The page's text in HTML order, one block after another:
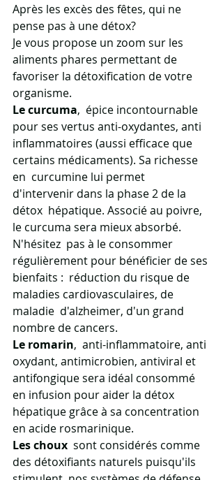
Après les excès des fêtes, qui ne
pense pas à une détox?
Je vous propose un zoom sur les
aliments phares permettant de
favoriser la détoxification de votre
organisme.
Le curcuma,  épice incontournable
pour ses vertus anti-oxydantes, anti
inflammatoires (aussi efficace que
certains médicaments). Sa richesse
en  curcumine lui permet
d'intervenir dans la phase 2 de la
détox  hépatique. Associé au poivre,
le curcuma sera mieux absorbé.
N'hésitez  pas à le consommer
régulièrement pour bénéficier de ses
bienfaits :  réduction du risque de
maladies cardiovasculaires, de
maladie  d'alzheimer, d'un grand
nombre de cancers.
Le romarin,  anti-inflammatoire, anti
oxydant, antimicrobien, antiviral et
antifongique sera idéal consommé
en infusion pour aider la détox
hépatique grâce à sa concentration
en acide rosmarinique.
Les choux
  sont considérés comme
des détoxifiants naturels puisqu'ils